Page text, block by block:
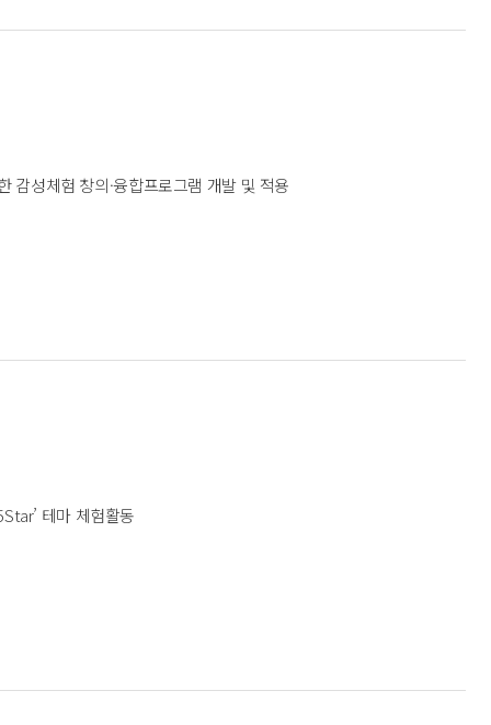
감성체험 창의·융합프로그램 개발 및 적용
테마 체험활동